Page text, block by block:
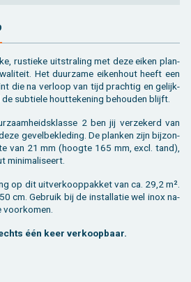
rus­tie­ke uit­stra­ling met deze eiken plan­
Het duur­za­me ei­ken­hout heeft een
die na ver­loop van tijd prach­tig en ge­lijk­
sub­tie­le hout­te­ke­ning be­hou­den blijft.
2 ben jij ver­ze­kerd van
ge­vel­be­kle­ding. De plan­ken zijn bij­zon­
van 21 mm (hoog­te 165 mm, excl. tand),
mi­ni­ma­li­seert.
op dit uit­ver­koop­pak­ket van ca. 29,2 m².
cm. Ge­bruik bij de in­stal­la­tie wel inox na­
één keer ver­koop­baar.